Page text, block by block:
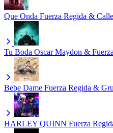
Que Onda Fuerza Regida &
Tu Boda Oscar Maydon &
Bebe Dame Fuerza Regida &
HARLEY QUINN Fuerza